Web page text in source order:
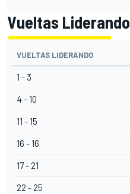
Vueltas Liderando
VUELTAS LIDERANDO
1 - 3
4 - 10
11 - 15
16 - 16
17 - 21
22 - 25